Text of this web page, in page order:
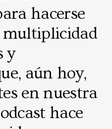
hacerse
multiplicidad
y
aún hoy,
en nuestra
hace